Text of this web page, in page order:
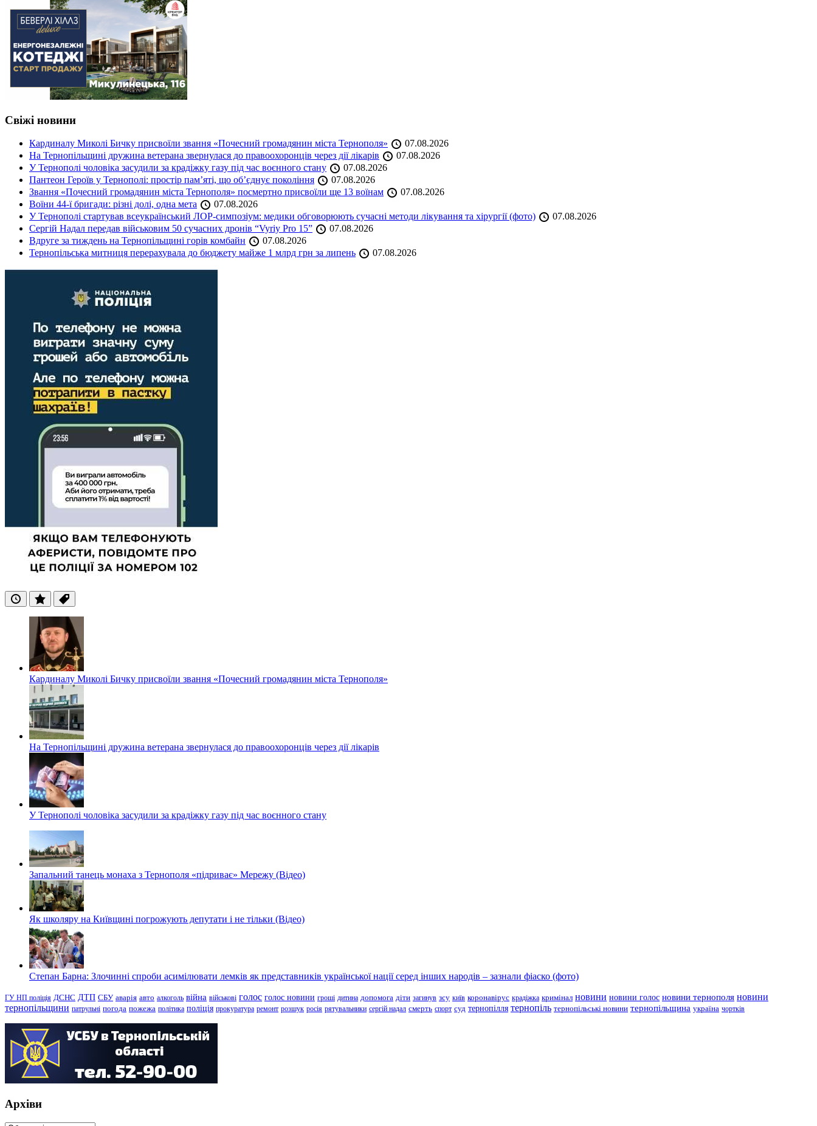
Свіжі новини
Кардиналу Миколі Бичку присвоїли звання «Почесний громадянин міста Тернополя»
07.08.2026
На Тернопільщині дружина ветерана звернулася до правоохоронців через дії лікарів
07.08.2026
У Тернополі чоловіка засудили за крадіжку газу під час воєнного стану
07.08.2026
Пантеон Героїв у Тернополі: простір пам’яті, що об’єднує покоління
07.08.2026
Звання «Почесний громадянин міста Тернополя» посмертно присвоїли ще 13 воїнам
07.08.2026
Воїни 44-ї бригади: різні долі, одна мета
07.08.2026
У Тернополі стартував всеукраїнський ЛОР-симпозіум: медики обговорюють сучасні методи лікування та хірургії (фото)
07.08.2026
Сергій Надал передав військовим 50 сучасних дронів “Vyriy Pro 15”
07.08.2026
Вдруге за тиждень на Тернопільщині горів комбайн
07.08.2026
Тернопільська митниця перерахувала до бюджету майже 1 млрд грн за липень
07.08.2026
ОстанніПопулярні
Теги
Кардиналу Миколі Бичку присвоїли звання «Почесний громадянин міста Тернополя»
На Тернопільщині дружина ветерана звернулася до правоохоронців через дії лікарів
У Тернополі чоловіка засудили за крадіжку газу під час воєнного стану
Запальний танець монаха з Тернополя «підриває» Мережу (Відео)
Як школяру на Київщині погрожують депутати і не тільки (Відео)
Степан Барна: Злочинні спроби асимілювати лемків як представників української нації серед інших народів – зазнали фіаско (фото)
ГУ НП поліція ДСНС ДТП СБУ аварія авто алкоголь війна військові голос голос новини гроші дитина допомога діти загинув зсу київ коронавірус крадіжка кримінал новини новини голос новини тернополя новини
тернопільщини патрульні погода пожежа політика поліція прокуратура ремонт розшук росія рятувальники сергій надал смерть спорт суд тернопілля тернопіль тернопільські новини тернопільщина україна чортків
Архіви